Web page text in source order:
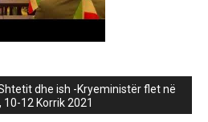
dhe ish -Kryeministër flet në
12 Korrik 2021